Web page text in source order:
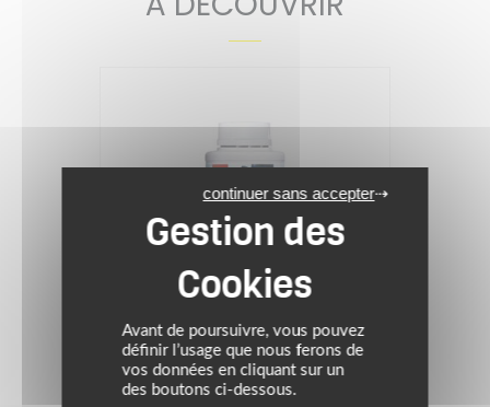
Avant de poursuivre, vous pouvez
définir l’usage que nous ferons de
vos données en cliquant sur un
des boutons ci-dessous.
continuer sans accepter